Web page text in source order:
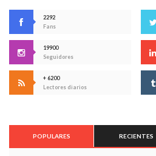
2292
Fans
19900
Seguidores
+ 6200
Lectores diarios
POPULARES RECIENTES